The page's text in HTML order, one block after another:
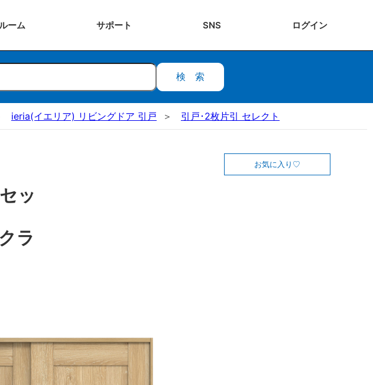
ルーム サポート SNS ログイン
検索
ieria(イエリア) リビングドア 引戸 引戸･2枚片引 セレクト
ッ
ラ
お気に入り